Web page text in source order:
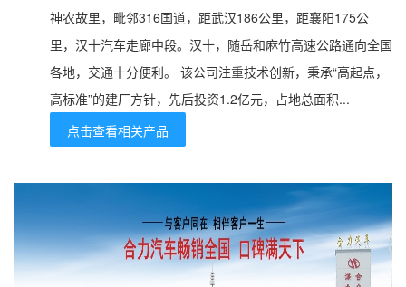
神农故里，毗邻316国道，距武汉186公里，距襄阳175公
里，汉十汽车走廊中段。汉十，随岳和麻竹高速公路通向全国
各地，交通十分便利。 该公司注重技术创新，秉承“高起点，
高标准”的建厂方针，先后投资1.2亿元，占地总面积...
点击查看相关产品